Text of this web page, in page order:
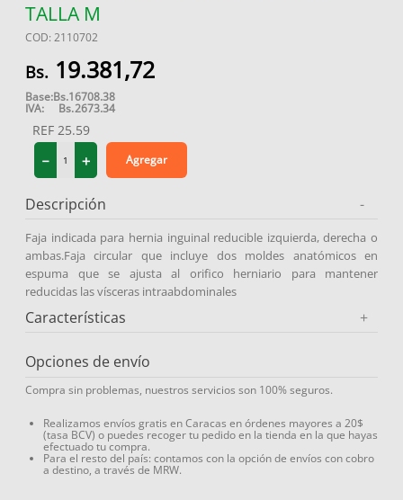
TALLA M
COD: 2110702
19.381,72
Base:Bs.16708.38
IVA: Bs.2673.34
REF 25.59
＋
－ Agregar
Descripción -
Faja indicada para hernia inguinal reducible izquierda, derecha o
ambas.Faja circular que incluye dos moldes anatómicos en
espuma que se ajusta al orifico herniario para mantener
reducidas las vísceras intraabdominales
Características +
Opciones de envío
Compra sin problemas, nuestros servicios son 100% seguros.
Realizamos envíos gratis en Caracas en órdenes mayores a 20$
(tasa BCV) o puedes recoger tu pedido en la tienda en la que hayas
efectuado tu compra.
Para el resto del país: contamos con la opción de envíos con cobro
a destino, a través de MRW.
5.
linezolid
6.
vitamina
7.
champu
8.
miovit
.
protector solar
medias compresión